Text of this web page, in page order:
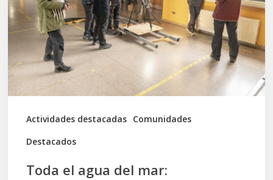
Actividades destacadas Comunidades
Destacados
mar:
largometraje
de
ficción
se
graba
Toda el agua del mar: